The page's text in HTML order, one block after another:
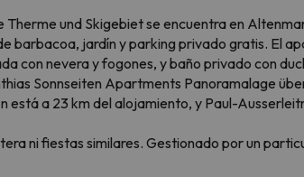
und Skigebiet se encuentra en
barbacoa, jardín y parking privado gratis. El
con nevera y fogones, y baño privado con
Sonnseiten Apartments Panoramalage
a 23 km del alojamiento, y Paul-
ni fiestas similares. Gestionado por un